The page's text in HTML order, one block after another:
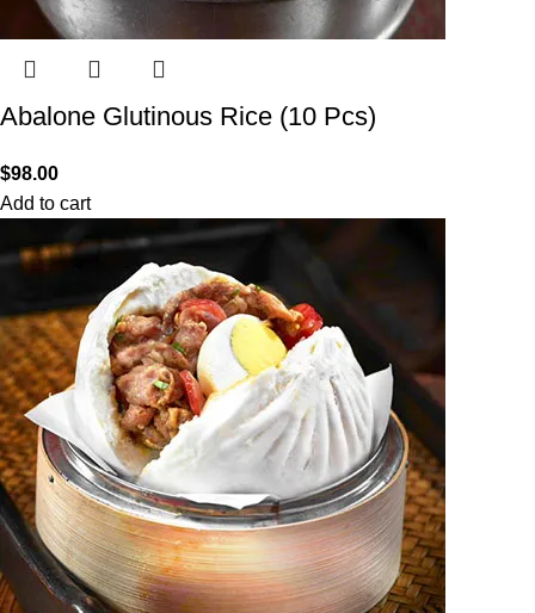
Abalone Glutinous Rice (10 Pcs)
$98.00
Add to cart